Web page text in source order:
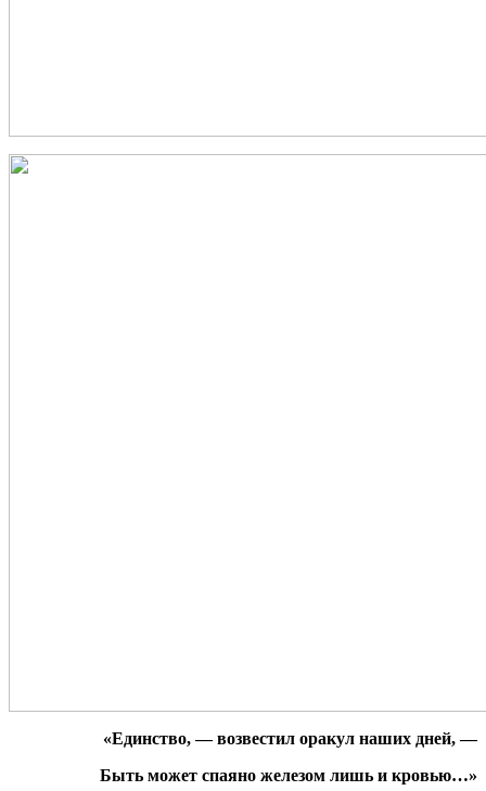
«Единство, — возвестил оракул наших дней, —
Быть может спаяно железом лишь и кровью…»